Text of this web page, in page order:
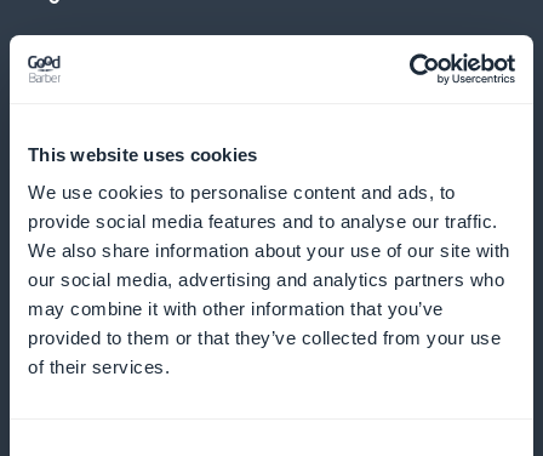
This website uses cookies
We use cookies to personalise content and ads, to
provide social media features and to analyse our traffic.
We also share information about your use of our site with
our social media, advertising and analytics partners who
may combine it with other information that you’ve
provided to them or that they’ve collected from your use
of their services.
Recordatorios automáticos y
notificaciones push
Envíe recordatorios y notificaciones para reducir las
ausencias y fomentar las reservas regulares
Programa de fidelización para sus
clientes